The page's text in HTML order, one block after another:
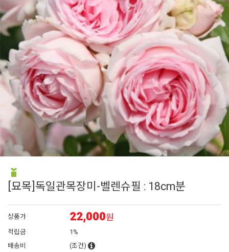
6 매발톱
7 접시꽃
8 시계초
9 플록스
10 백합
[묘목]독일관목장미-벨렌슈필 : 18cm분
상품가 22,000원
적립금
1%
배송비
(조건)